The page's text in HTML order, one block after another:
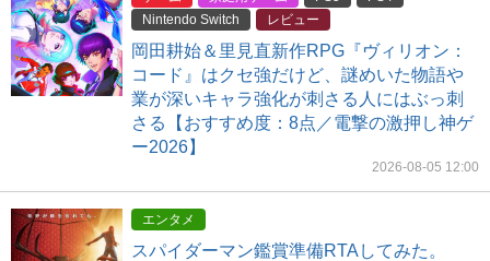
Nintendo Switch
レビュー
岡田耕始＆里見直新作RPG『ヴィリオン：
コード』はクセ強だけど、謎めいた物語や
業が深いキャラ強化が刺さる人にはぶっ刺
さる【おすすめ度：8点／電撃の激押し神ゲ
ー2026】
2026-08-05 12:00
エンタメ
スパイダーマン鑑賞準備RTAしてみた。